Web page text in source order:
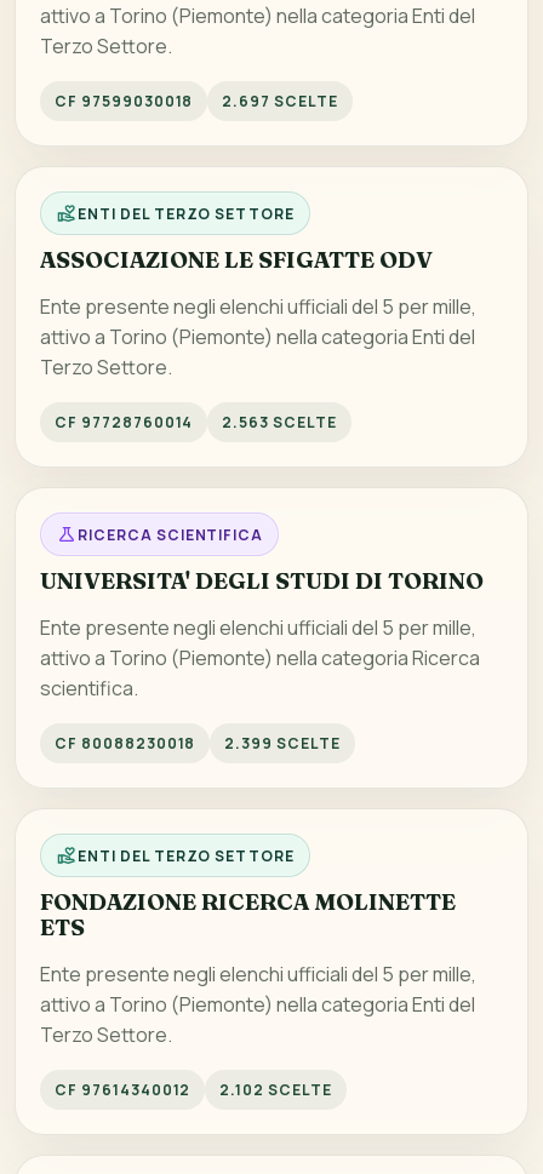
attivo a Torino (Piemonte) nella categoria Enti del
Terzo Settore.
CF 97599030018 2.697 SCELTE
ENTI DEL TERZO SETTORE
ASSOCIAZIONE LE SFIGATTE ODV
Ente presente negli elenchi ufficiali del 5 per mille,
attivo a Torino (Piemonte) nella categoria Enti del
Terzo Settore.
CF 97728760014 2.563 SCELTE
RICERCA SCIENTIFICA
UNIVERSITA' DEGLI STUDI DI TORINO
Ente presente negli elenchi ufficiali del 5 per mille,
attivo a Torino (Piemonte) nella categoria Ricerca
scientifica.
CF 80088230018 2.399 SCELTE
ENTI DEL TERZO SETTORE
FONDAZIONE RICERCA MOLINETTE
ETS
Ente presente negli elenchi ufficiali del 5 per mille,
attivo a Torino (Piemonte) nella categoria Enti del
Terzo Settore.
CF 97614340012 2.102 SCELTE